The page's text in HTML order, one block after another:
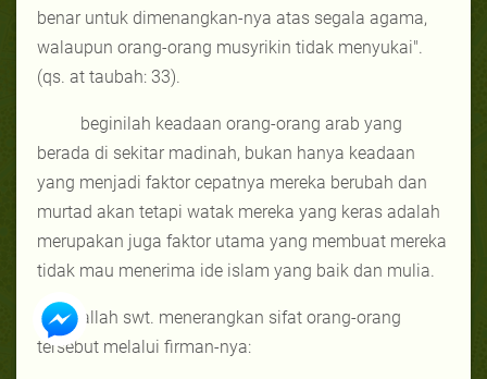
benar untuk dimenangkan-nya atas segala agama,
walaupun orang-orang musyrikin tidak menyukai".
(qs. at taubah: 33).
beginilah keadaan orang-orang arab yang
berada di sekitar madinah, bukan hanya keadaan
yang menjadi faktor cepatnya mereka berubah dan
murtad akan tetapi watak mereka yang keras adalah
merupakan juga faktor utama yang membuat mereka
tidak mau menerima ide islam yang baik dan mulia.
allah swt. menerangkan sifat orang-orang
tersebut melalui firman-nya: